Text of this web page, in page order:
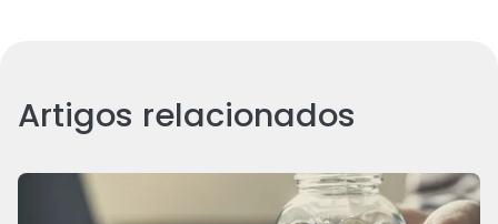
Artigos relacionados